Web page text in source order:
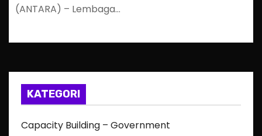
(ANTARA) – Lembaga…
KATEGORI
Capacity Building – Government